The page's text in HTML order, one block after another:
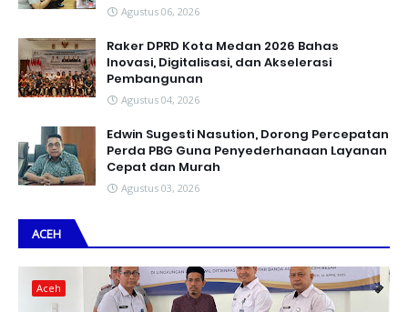
Agustus 06, 2026
Raker DPRD Kota Medan 2026 Bahas
Inovasi, Digitalisasi, dan Akselerasi
Pembangunan
Agustus 04, 2026
Edwin Sugesti Nasution, Dorong Percepatan
Perda PBG Guna Penyederhanaan Layanan
Cepat dan Murah
Agustus 03, 2026
ACEH
Aceh